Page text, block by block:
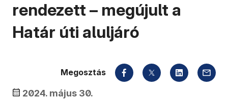
rendezett – megújult a
Határ úti aluljáró
2024. május 30.
Megosztás